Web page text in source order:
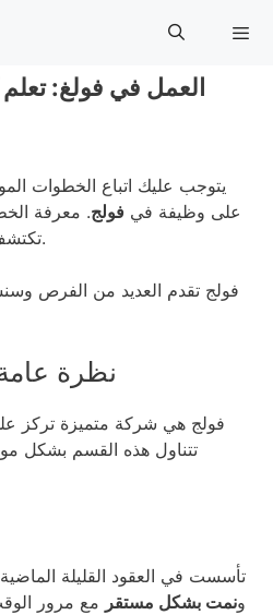
العمل في فولغ:
يتوجب عليك اتباع الخطوات
على وظيفة في فولج. معرفة
تكتشف المنصب أو جاهزًا للتقديم.
فولج تقدم العديد من الفرص
نظرة
فولج هي شركة متميزة تركز
تتناول هذه القسم بشكل
تأسست في العقود القليلة
ونمت بشكل مستقر مع مرور